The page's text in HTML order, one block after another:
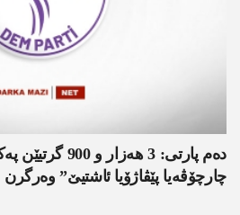
دەم پارتی: 3
چارچۆڤەیا پێڤاژۆیا ئاشتیێ” وەرگرن